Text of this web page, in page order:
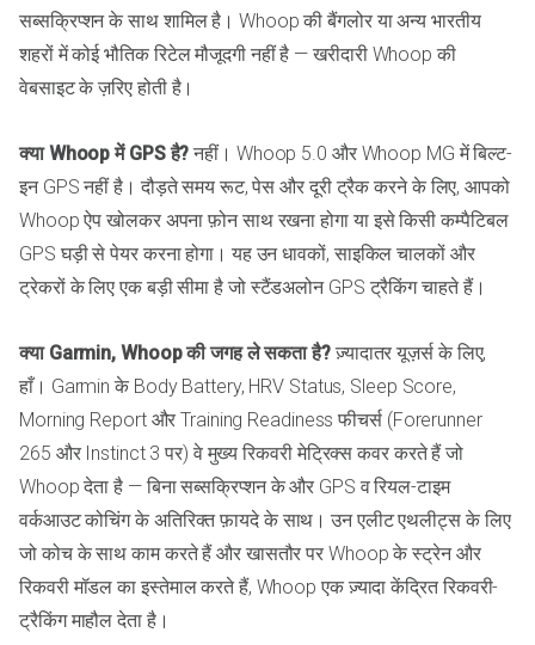
सब्सक्रिप्शन के साथ शामिल है। Whoop की बैंगलोर या अन्य भारतीय
शहरों में कोई भौतिक रिटेल मौजूदगी नहीं है — खरीदारी Whoop की
वेबसाइट के ज़रिए होती है।
क्या Whoop में GPS है? नहीं। Whoop 5.0 और Whoop MG में बिल्ट-
इन GPS नहीं है। दौड़ते समय रूट, पेस और दूरी ट्रैक करने के लिए, आपको
Whoop ऐप खोलकर अपना फ़ोन साथ रखना होगा या इसे किसी कम्पैटिबल
GPS घड़ी से पेयर करना होगा। यह उन धावकों, साइकिल चालकों और
ट्रेकरों के लिए एक बड़ी सीमा है जो स्टैंडअलोन GPS ट्रैकिंग चाहते हैं।
क्या Garmin, Whoop की जगह ले सकता है?ज़्यादातर यूज़र्स के लिए,
हाँ। Garmin के Body Battery, HRV Status, Sleep Score,
Morning Report और Training Readiness फीचर्स (Forerunner
265 और Instinct 3 पर) वे मुख्य रिकवरी मेट्रिक्स कवर करते हैं जो
Whoop देता है — बिना सब्सक्रिप्शन के और GPS व रियल-टाइम
वर्कआउट कोचिंग के अतिरिक्त फ़ायदे के साथ। उन एलीट एथलीट्स के लिए
जो कोच के साथ काम करते हैं और खासतौर पर Whoop के स्ट्रेन और
रिकवरी मॉडल का इस्तेमाल करते हैं, Whoop एक ज़्यादा केंद्रित रिकवरी-
ट्रैकिंग माहौल देता है।